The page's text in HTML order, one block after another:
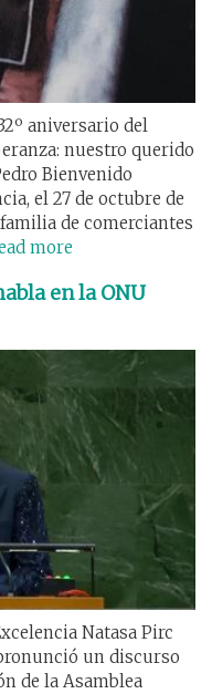
aniversario del
nuestro querido
Bienvenido
el 27 de octubre de
de comerciantes
more
en la ONU
Natasa Pirc
un discurso
de la Asamblea